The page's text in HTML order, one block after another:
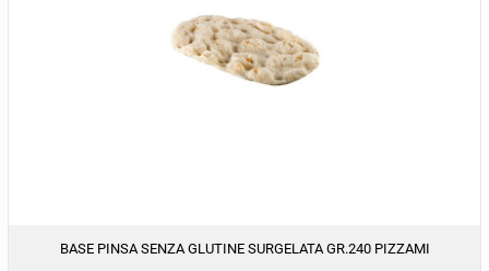
BASE PINSA SENZA GLUTINE SURGELATA GR.240 PIZZAMI